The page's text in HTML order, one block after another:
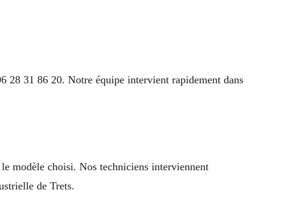
28 31 86 20. Notre équipe intervient rapidement dans
modèle choisi. Nos techniciens interviennent
de Trets.